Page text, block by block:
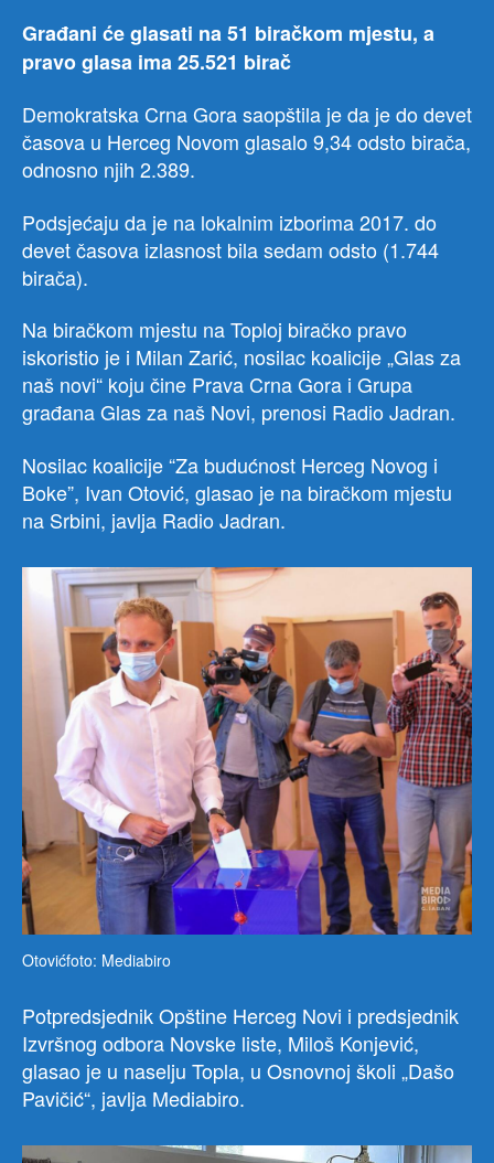
Građani će glasati na 51 biračkom mjestu, a
pravo glasa ima 25.521 birač
Demokratska Crna Gora saopštila je da je do devet
časova u Herceg Novom glasalo 9,34 odsto birača,
odnosno njih 2.389.
Podsjećaju da je na lokalnim izborima 2017. do
devet časova izlasnost bila sedam odsto (1.744
birača).
Na biračkom mjestu na Toploj biračko pravo
iskoristio je i Milan Zarić, nosilac koalicije „Glas za
naš novi“ koju čine Prava Crna Gora i Grupa
građana Glas za naš Novi, prenosi Radio Jadran.
Nosilac koalicije “Za budućnost Herceg Novog i
Boke”, Ivan Otović, glasao je na biračkom mjestu
na Srbini, javlja Radio Jadran.
Otovićfoto: Mediabiro
Potpredsjednik Opštine Herceg Novi i predsjednik
Izvršnog odbora Novske liste, Miloš Konjević,
glasao je u naselju Topla, u Osnovnoj školi „Dašo
Pavičić“, javlja Mediabiro.